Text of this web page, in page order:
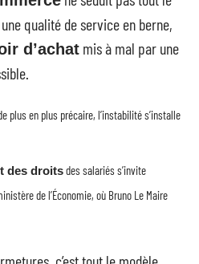
qualité de service en berne,
d’achat mis à mal par une
plus en plus précaire, l’instabilité s’installe
des droitsdes salariés s’invite
de l’Économie, où Bruno Le Maire